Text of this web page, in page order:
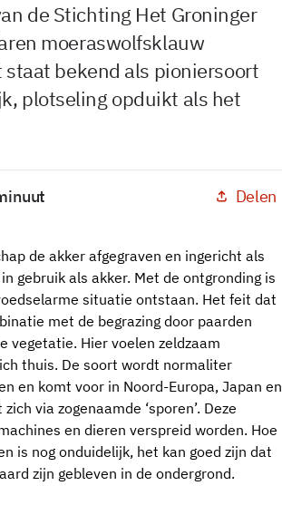
de Stichting Het Groninger
moeraswolfsklauw
bekend als pioniersoort
plotseling opduikt als het
Delen
de akker afgegraven en ingericht als
gebruik als akker. Met de ontgronding is
situatie ontstaan. Het feit dat
met de begrazing door paarden
vegetatie. Hier voelen zeldzaam
thuis. De soort wordt normaliter
en komt voor in Noord-Europa, Japan en
via zogenaamde ‘sporen’. Deze
en dieren verspreid worden. Hoe
is nog onduidelijk, het kan goed zijn dat
zijn gebleven in de ondergrond.